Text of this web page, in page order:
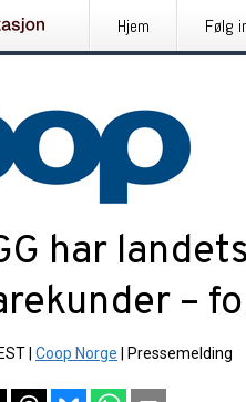
Hjem Følg
har
–
Coop Norge Pressemelding